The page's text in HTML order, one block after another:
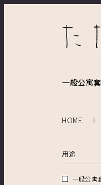
一般公寓
HOME
用途
一般公寓